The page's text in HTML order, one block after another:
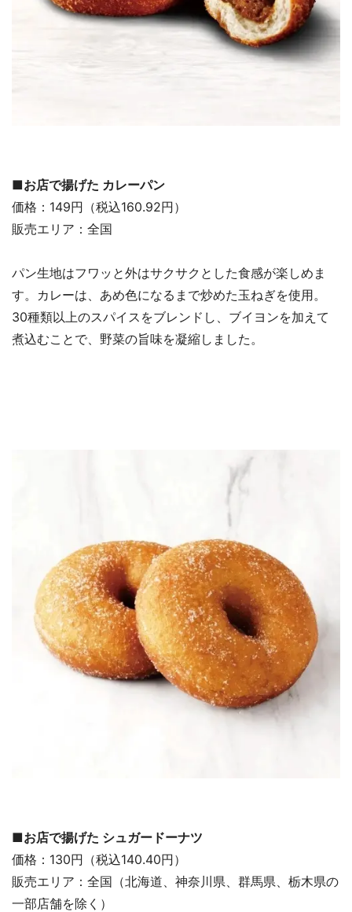
■お店で揚げた カレーパン
価格：149円（税込160.92円）
販売エリア：全国
パン生地はフワッと外はサクサクとした食感が楽しめま
す。カレーは、あめ色になるまで炒めた玉ねぎを使用。
30種類以上のスパイスをブレンドし、ブイヨンを加えて
煮込むことで、野菜の旨味を凝縮しました。
■お店で揚げた シュガードーナツ
価格：130円（税込140.40円）
販売エリア：全国（北海道、神奈川県、群馬県、栃木県の
一部店舗を除く）